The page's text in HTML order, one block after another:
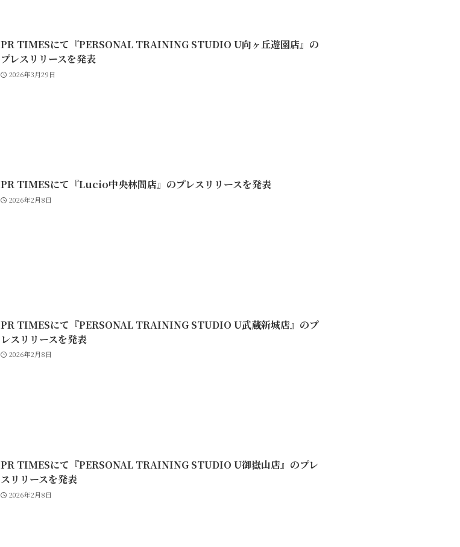
PR TIMESにて『PERSONAL TRAINING STUDIO U向ヶ丘遊園店』の
プレスリリースを発表
2026年3月29日
PR TIMESにて『Lucio中央林間店』のプレスリリースを発表
2026年2月8日
PR TIMESにて『PERSONAL TRAINING STUDIO U武蔵新城店』のプ
レスリリースを発表
2026年2月8日
PR TIMESにて『PERSONAL TRAINING STUDIO U御嶽山店』のプレ
スリリースを発表
2026年2月8日